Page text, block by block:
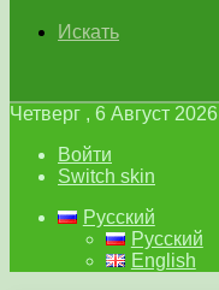
Искать
Четверг , 6 Август 2026
Войти
Switch skin
Русский
Русский
English